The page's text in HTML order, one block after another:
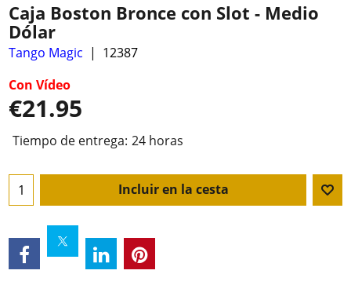
Caja Boston Bronce con Slot - Medio
Dólar
Tango Magic
12387
Con Vídeo
€21.95
Tiempo de entrega: 24 horas
Incluir en la cesta